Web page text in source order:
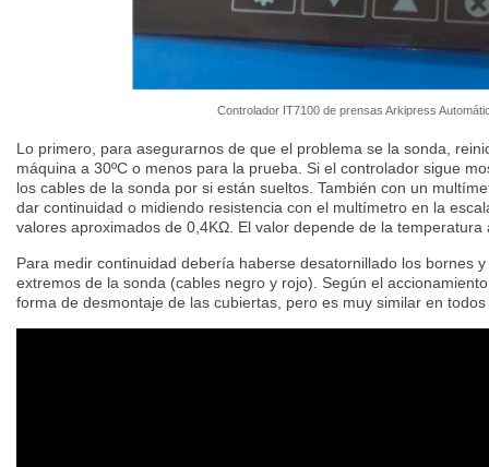
Controlador IT7100 de prensas Arkipress
Lo primero, para asegurarnos de que el problema se la sonda,
máquina a 30ºC o menos para la prueba. Si el controlador sigue
los cables de la sonda por si están sueltos. También con un
dar continuidad o midiendo resistencia con el multímetro en la
valores aproximados de 0,4KΩ. El valor depende de la temperatura
Para medir continuidad debería haberse desatornillado los bornes
extremos de la sonda (cables negro y rojo). Según el
forma de desmontaje de las cubiertas, pero es muy similar en